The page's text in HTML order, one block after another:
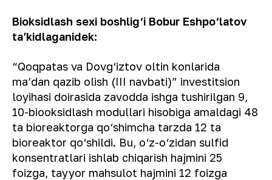
Bioksidlash sexi boshlig‘i Bobur Eshpo‘latov
taʼkidlaganidek:
“Qoqpatas va Dovg‘iztov oltin konlarida
maʼdan qazib olish (III navbati)” investitsion
loyihasi doirasida zavodda ishga tushirilgan 9,
10-biooksidlash modullari hisobiga amaldagi 48
ta bioreaktorga qo‘shimcha tarzda 12 ta
bioreaktor qo‘shildi. Bu, o‘z-o‘zidan sulfid
konsentratlari ishlab chiqarish hajmini 25
foizga, tayyor mahsulot hajmini 12 foizga